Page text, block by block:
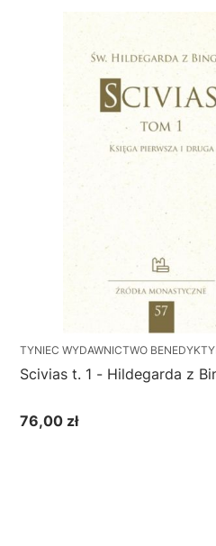
TYNIEC WYDAWNICTWO
Scivias t. 1 - Hildegarda z
Cena
76,00 zł